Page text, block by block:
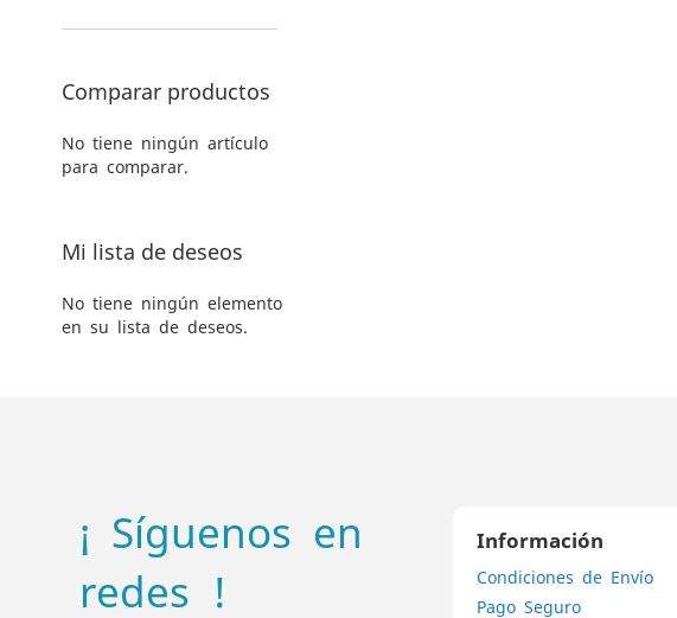
LOS
PARA
Comparar productos
No tiene ningún artículo
para comparar.
Mi lista de deseos
No tiene ningún elemento
en su lista de deseos.
¡ Síguenos en
redes !
Información
Condiciones de Envío
Pago Seguro